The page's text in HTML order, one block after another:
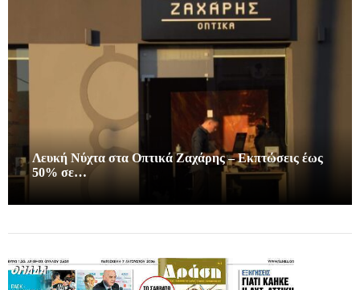
Λευκή Νύχτα στα Οπτικά Ζαχάρης – Εκπτώσεις έως
50% σε…